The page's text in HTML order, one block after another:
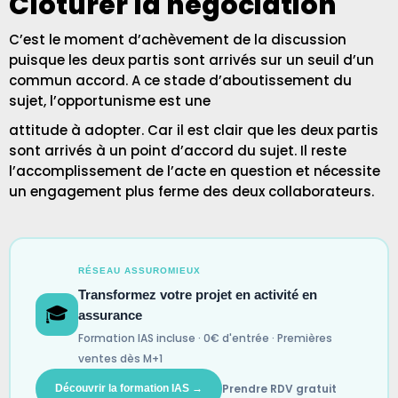
C’est le moment d’achèvement de la discussion
puisque les deux partis sont arrivés sur un seuil d’un
commun accord. A ce stade d’aboutissement du
sujet, l’opportunisme est une
attitude à adopter. Car il est clair que les deux partis
sont arrivés à un point d’accord du sujet. Il reste
l’accomplissement de l’acte en question et nécessite
un engagement plus ferme des deux collaborateurs.
🎓
RÉSEAU ASSUROMIEUX
Transformez votre projet en activité en
assurance
Formation IAS incluse · 0€ d'entrée · Premières
ventes dès M+1
Découvrir la formation IAS → Prendre RDV gratuit